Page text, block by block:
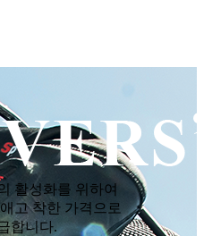
활성화를 위하여
고 착한 가격으로
합니다.